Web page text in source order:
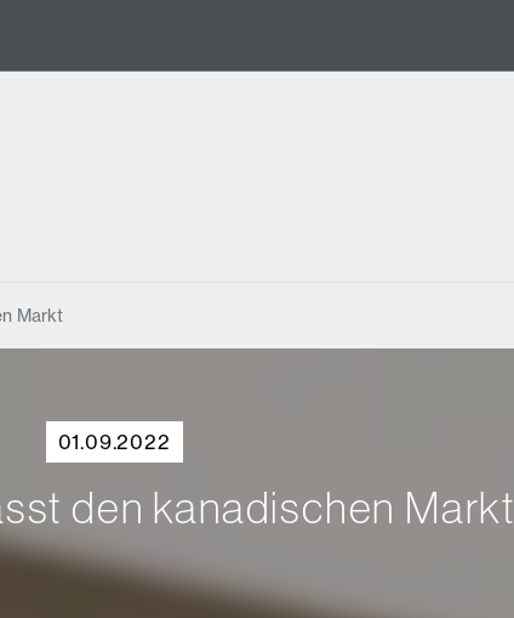
Markt
01.09.2022
den kanadischen Markt